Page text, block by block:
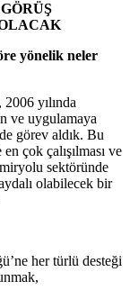
yönelik neler
yılında
ve uygulamaya
görev aldık. Bu
çok çalışılması ve
sektöründe
olabilecek bir
her türlü desteği